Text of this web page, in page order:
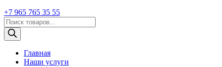
+7 965 765 35 55
Поиск
товаров
Главная
Наши услуги